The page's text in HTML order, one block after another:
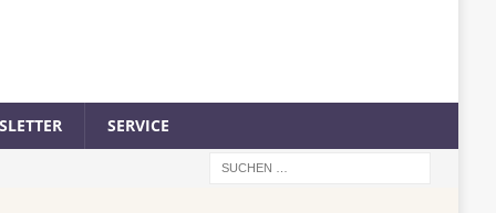
SERVICE